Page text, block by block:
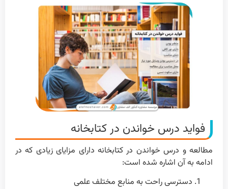
فواید درس خواندن در کتابخانه
مطالعه و درس خواندن در کتابخانه دارای مزایای زیادی که در
ادامه به آن اشاره شده است:
دسترسی راحت به منابع مختلف علمی